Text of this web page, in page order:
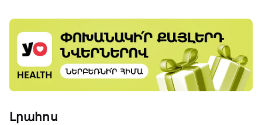
Լրահոս